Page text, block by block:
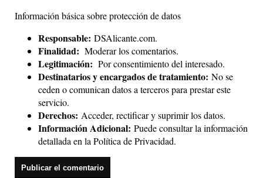
Información básica sobre protección de datos
Responsable: DSAlicante.com.
Finalidad: Moderar los comentarios.
Legitimación: Por consentimiento del interesado.
Destinatarios y encargados de tratamiento: No se
ceden o comunican datos a terceros para prestar este
servicio.
Derechos: Acceder, rectificar y suprimir los datos.
Información Adicional: Puede consultar la información
detallada en la Política de Privacidad.